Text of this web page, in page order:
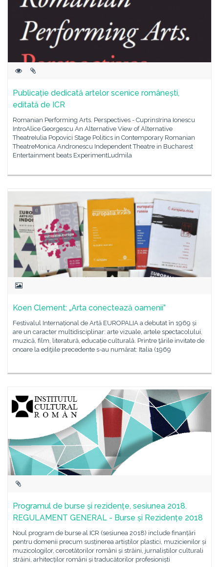
Publicație dedicată artelor scenice românești,
editată de ICR
Romanian Performing Arts. Perspectives - CuprinsIrina Ionescu
IntroAlice Georgescu An Alternative View of Alternative
TheatreIulia Popovici Stage Politics in Contemporary Romanian
TheatreMonica Andronescu Independent Theatre in Bucharest
Entertainment beats ExperimentLudmila
Koen Clement: „Arta conectează oamenii”
Festivalul Internațional de Artă EUROPALIA a debutat în 1969 și
are un caracter multidisciplinar: arte vizuale, artele spectacolului,
muzică, film, literatură, educație culturală. Printre ţările invitate de
onoare la ediţiile precedente s-au numărat: Italia (1969
Programul de burse și rezidențe, sesiunea 2018.
REGULAMENT GENERAL - Burse și Rezidențe 2018
Noul program de burse al ICR (sesiunea 2018) include finanțări
pentru domenii precum susținerea artiștilor plastici, muzicienilor și
muzicologilor, cercetătorilor români și străini, jurnaliștilor culturali
străini, arhitecților români și traducătorilor profesioniști